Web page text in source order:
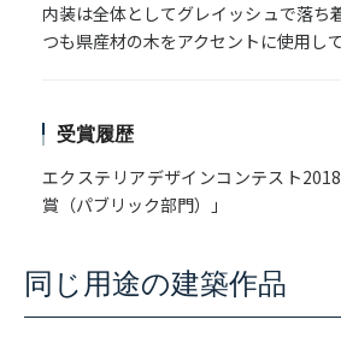
内装は全体としてグレイッシュで落ち
つも県産材の木をアクセントに使用し
受賞履歴
エクステリアデザインコンテスト
賞（パブリック部門）」
同じ用途の建築作品